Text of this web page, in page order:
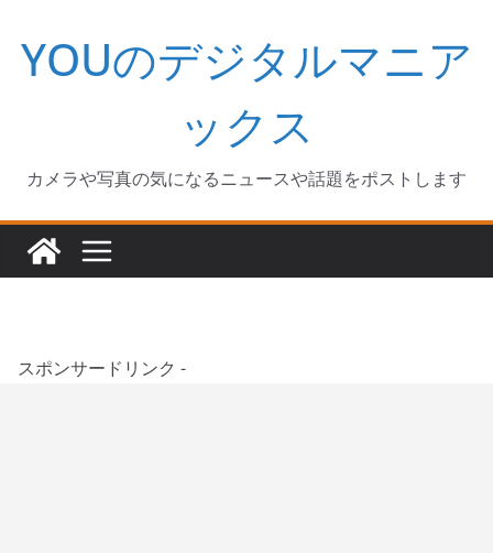
キ
YOUのデジタルマニア
ックス
カメラや写真の気になるニュースや話題をポストします
スポンサードリンク -